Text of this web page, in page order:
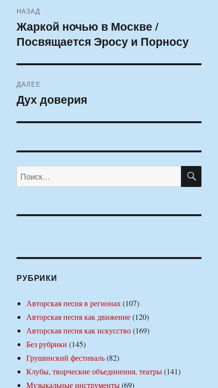
по
записям
НАЗАД
Предыдущая
запись:
Жаркой ночью в Москве /
Посвящается Эросу и Порносу
ДАЛЕЕ
Следующая
Дух доверия
Искать:
РУБРИКИ
Авторская песня в регионах(107)
Авторская песня как движение(120)
Авторская песня как искусство(169)
Без рубрики (145)
Грушинский фестиваль(82)
Клубы, творческие объединения, театры(141)
Музыкальные инструменты(69)